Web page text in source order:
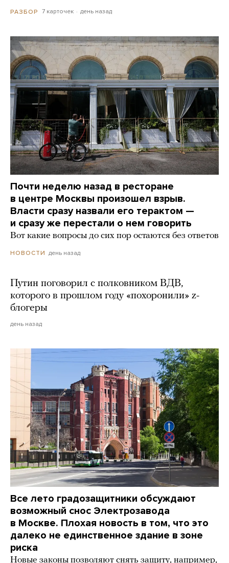
РАЗБОР 7 карточек день назад
Почти неделю назад в ресторане
в центре Москвы произошел взрыв.
Власти сразу назвали его терактом —
и сразу же перестали о нем говорить
Вот какие вопросы до сих пор остаются без ответов
НОВОСТИ день назад
Путин поговорил с полковником ВДВ,
которого в прошлом году «похоронили» z-
блогеры
день назад
Все лето градозащитники обсуждают
возможный снос Электрозавода
в Москве. Плохая новость в том, что это
далеко не единственное здание в зоне
риска
Новые законы позволяют снять защиту, например,